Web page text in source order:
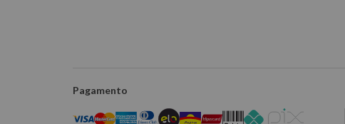
Pagamento